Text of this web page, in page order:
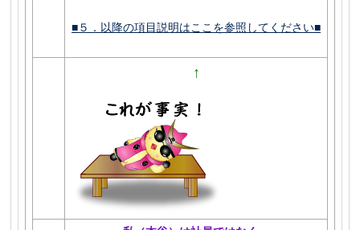
■５．以降の項目説明はここを参照してください■
↑